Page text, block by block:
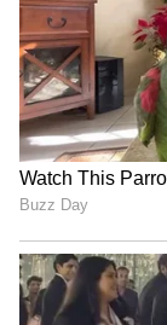
ಸಂಚಲನ
ಇಂಗ್ಲೆಂಡ್
ಸಾಧ್ಯತೆ ಇದೆ